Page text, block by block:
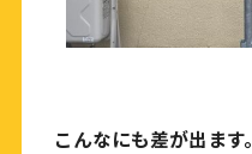
こんなにも差が出ます。